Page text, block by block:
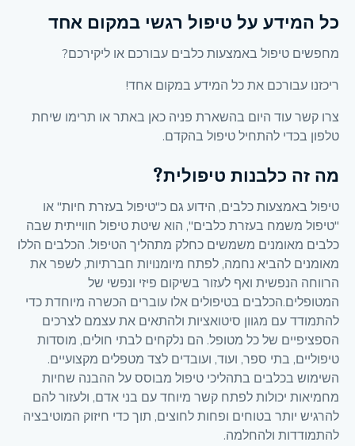
כל המידע על טיפול רגשי במקום אחד
מחפשים טיפול באמצעות כלבים עבורכם או ליקירכם?
ריכזנו עבורכם את כל המידע במקום אחד!
צרו קשר עוד היום בהשארת פניה כאן באתר או תרימו שיחת
טלפון בכדי להתחיל טיפול בהקדם.
מה זה כלבנות טיפולית?
טיפול באמצעות כלבים, הידוע גם כ"טיפול בעזרת חיות" או
"טיפול משמח בעזרת כלבים", הוא שיטת טיפול חווייתית שבה
כלבים מאומנים משמשים כחלק מתהליך הטיפול. הכלבים הללו
מאומנים להביא נחמה, לפתח מיומנויות חברתיות, לשפר את
הרווחה הנפשית ואף לעזור בשיקום פיזי ונפשי של
המטופלים.הכלבים בטיפולים אלו עוברים הכשרה מיוחדת כדי
להתמודד עם מגוון סיטואציות ולהתאים את עצמם לצרכים
הספציפיים של כל מטופל. הם נלקחים לבתי חולים, מוסדות
טיפוליים, בתי ספר, ועוד, ועובדים לצד מטפלים מקצועיים.
השימוש בכלבים בתהליכי טיפול מבוסס על ההבנה שחיות
מחמיאות יכולות לפתח קשר מיוחד עם בני אדם, ולעזור להם
להרגיש יותר בטוחים ופחות לחוצים, תוך כדי חיזוק המוטיבציה
להתמודדות ולהחלמה.